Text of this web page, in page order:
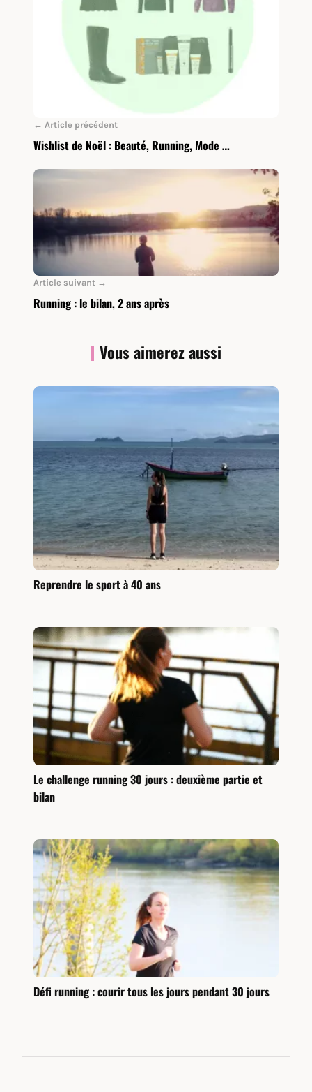
← Article précédent
Wishlist de Noël : Beauté, Running, Mode …
Article suivant →
Running : le bilan, 2 ans après
Vous aimerez aussi
Reprendre le sport à 40 ans
Le challenge running 30 jours : deuxième partie et
bilan
Défi running : courir tous les jours pendant 30 jours